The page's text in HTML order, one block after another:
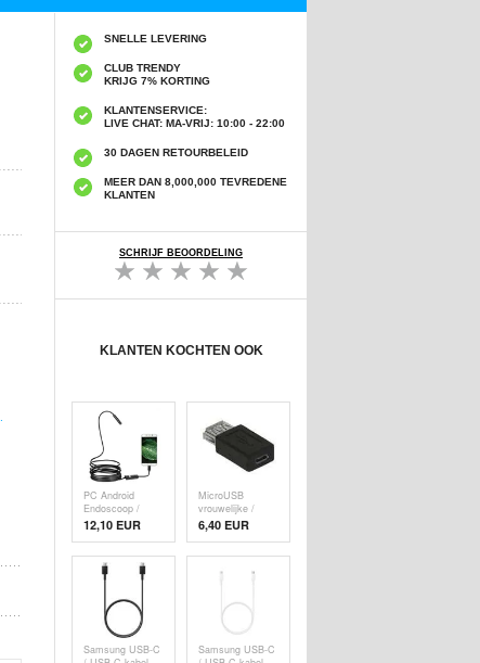
SNELLE LEVERING
CLUB TRENDY
KRIJG 7% KORTING
KLANTENSERVICE:
LIVE CHAT: MA-VRIJ: 10:00 - 22:00
30 DAGEN RETOURBELEID
MEER DAN 8,000,000 TEVREDENE
KLANTEN
SCHRIJF BEOORDELING
KLANTEN KOCHTEN OOK
PC Android
Endoscoop /
Inspectiecamera
- microUSB, IP67
- 1m
12,10 EUR
MicroUSB
vrouwelijke /
vrouwelijke USB-
adapter
6,40 EUR
Samsung USB-C
Samsung USB-C